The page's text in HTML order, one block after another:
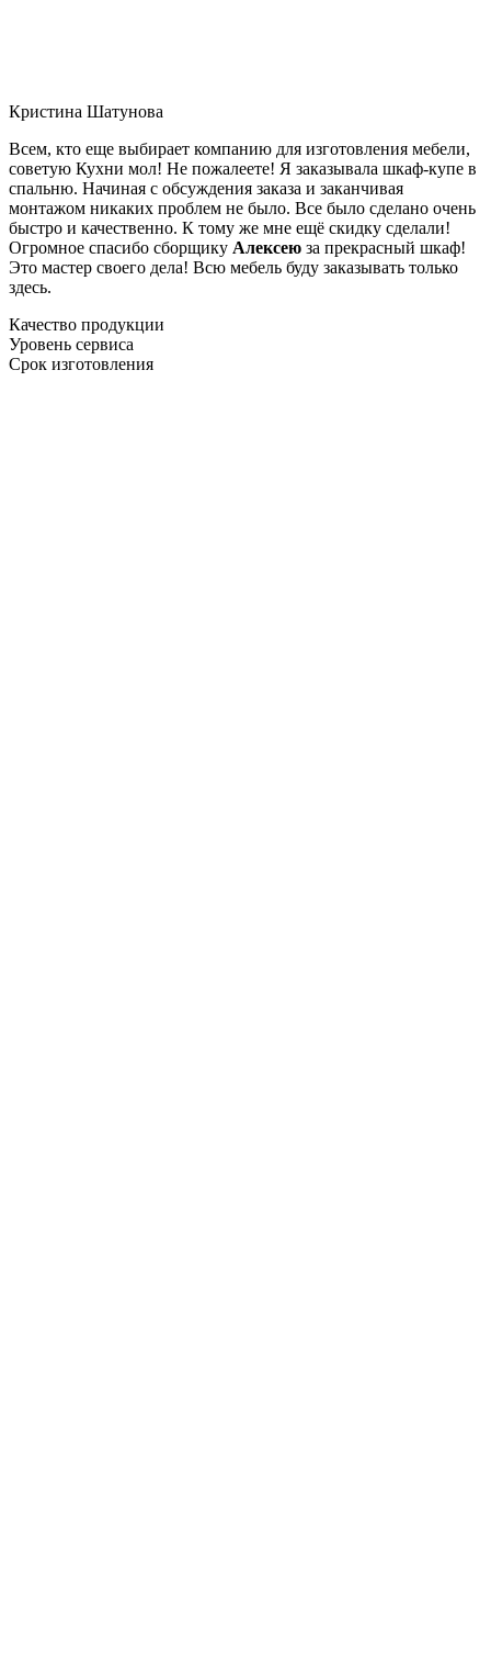
Кристина Шатунова
Всем, кто еще выбирает компанию для изготовления мебели,
советую Кухни мол! Не пожалеете! Я заказывала шкаф-купе в
спальню. Начиная с обсуждения заказа и заканчивая
монтажом никаких проблем не было. Все было сделано очень
быстро и качественно. К тому же мне ещё скидку сделали!
Огромное спасибо сборщику Алексею за прекрасный шкаф!
Это мастер своего дела! Всю мебель буду заказывать только
здесь.
Качество продукции
Уровень сервиса
Срок изготовления